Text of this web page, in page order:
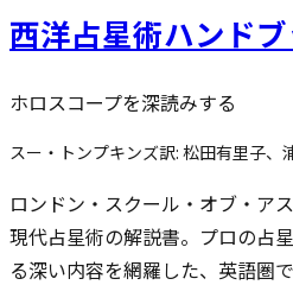
西洋占星術ハンド
ホロスコープを深読みする
スー・トンプキンズ訳: 松田有里子、
ロンドン・スクール・オブ・ア
現代占星術の解説書。プロの占
る深い内容を網羅した、英語圏